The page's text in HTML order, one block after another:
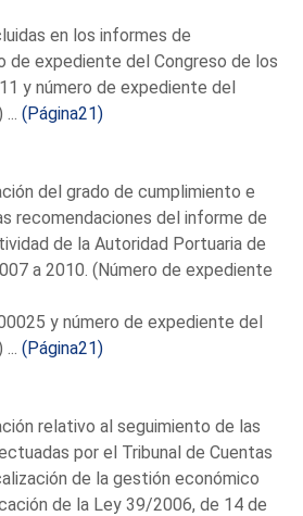
en los informes de
de expediente del Congreso de los
y número de expediente del
...(Página21)
del grado de cumplimiento e
recomendaciones del informe de
de la Autoridad Portuaria de
a 2010. (Número de expediente
y número de expediente del
...(Página21)
relativo al seguimiento de las
por el Tribunal de Cuentas
de la gestión económico
de la Ley 39/2006, de 14 de